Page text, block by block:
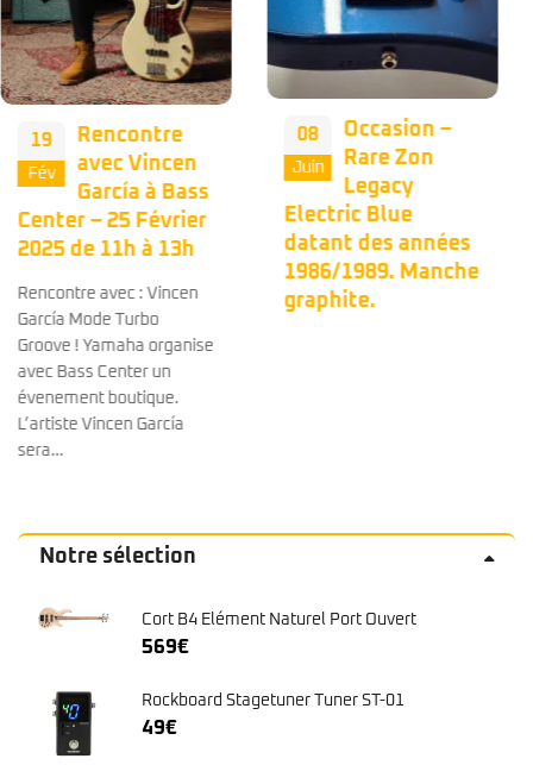
08
Juin
Occasion –
Rare Zon
Legacy
Electric Blue
datant des années
graphite.
04
Juin
Occasion – Le
grand
CLASSICO de
chez Fender avec
cette Precision
Bass de 1998 dans
son bel étui
Notre sélection
Rockboard Stagetuner Tuner ST-01
Fender American Ultra II Jazz Bass Texas Tea
Kala - Nomad U-Bass Striped Ebony EBY FL